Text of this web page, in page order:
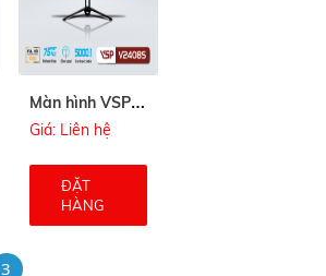
M
àn hình VSP 24inch V2408S Black
Giá: Liên hệ
ĐẶT
HÀNG
3